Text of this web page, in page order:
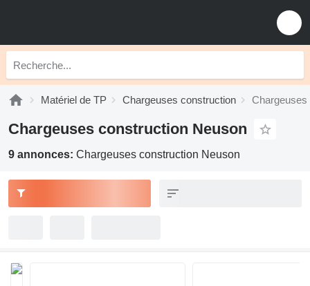
Matériel de TP Chargeuses construction
Chargeuses construction Neuson
9 annonces: Chargeuses construction Neuson